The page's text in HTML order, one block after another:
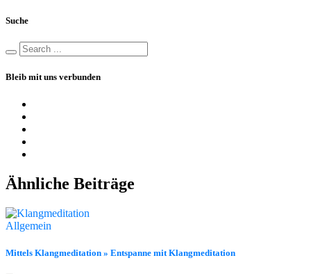
Suche
Bleib mit uns verbunden
Ähnliche Beiträge
Allgemein
Mittels Klangmeditation » Entspanne mit Klangmeditation